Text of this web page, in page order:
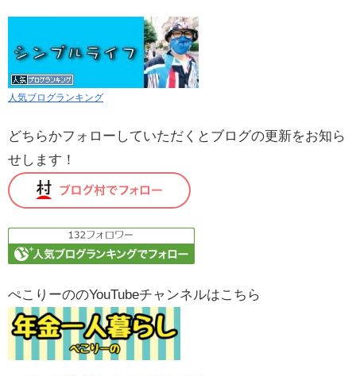
人気ブログランキング
どちらかフォローしていただくとブログの更新をお知ら
せします！
ぺこりーののYouTubeチャンネルはこちら